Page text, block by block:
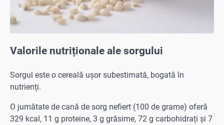
Valorile nutriționale ale sorgului
Sorgul este o cereală ușor subestimată, bogată în
nutrienți.
O jumătate de cană de sorg nefiert (100 de grame) oferă
329 kcal, 11 g proteine, 3 g grăsime, 72 g carbohidrați și 7